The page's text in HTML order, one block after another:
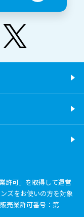
許可」を取得して運営
ズをお使いの方を対象
売業許可番号：第